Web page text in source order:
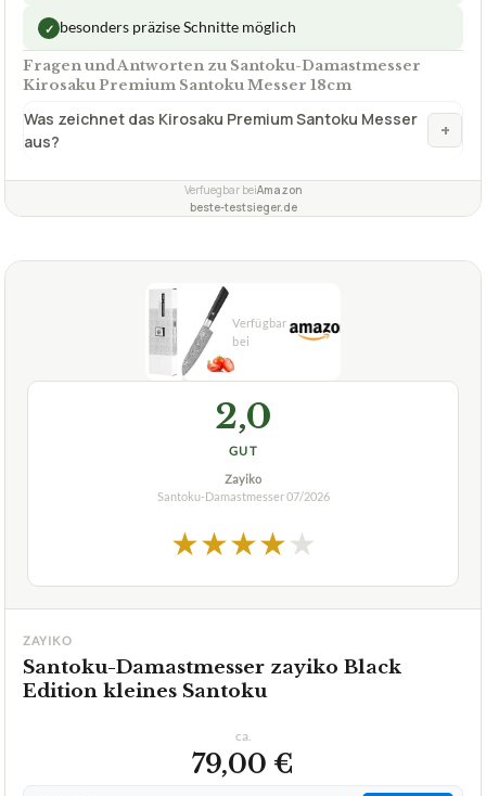
✓ besonders präzise Schnitte möglich
Fragen und Antworten zu Santoku-Damastmesser
Kirosaku Premium Santoku Messer 18cm
Was zeichnet das Kirosaku Premium Santoku Messer
aus?
+
Verfuegbar beiAmazon
beste-testsieger.de
2,0
GUT
Zayiko
Santoku-Damastmesser07/2026
★★★★★
ZAYIKO
Santoku-Damastmesser zayiko Black
Edition kleines Santoku
ca.
79,00 €